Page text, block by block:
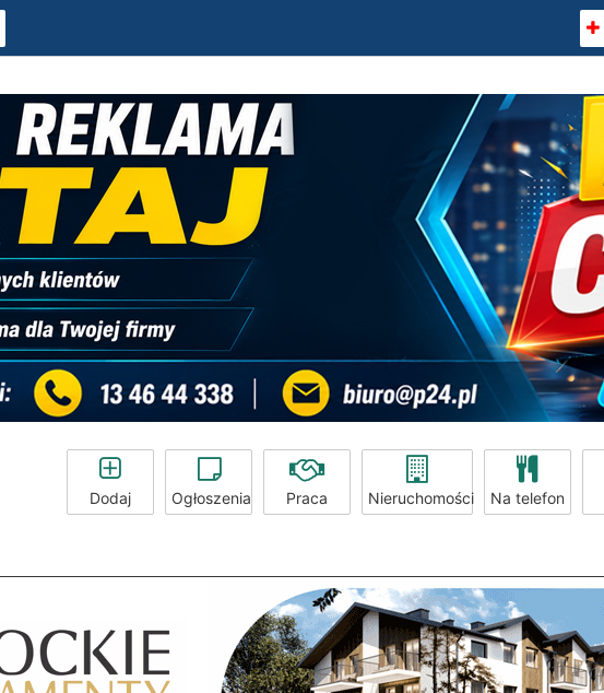
Dodaj Ogłoszenia Praca Nieruchomości Na telefon